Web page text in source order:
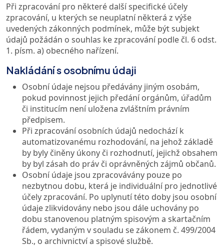
Při zpracování pro některé další specifické účely
zpracování, u kterých se neuplatní některá z výše
uvedených zákonných podmínek, může být subjekt
údajů požádán o souhlas ke zpracování podle čl. 6 odst.
1. písm. a) obecného nařízení.
Nakládání s osobnímu údaji
Osobní údaje nejsou předávány jiným osobám,
pokud povinnost jejich předání orgánům, úřadům
či institucím není uložena zvláštním právním
předpisem.
Při zpracování osobních údajů nedochází k
automatizovanému rozhodování, na jehož základě
by byly činěny úkony či rozhodnutí, jejichž obsahem
by byl zásah do práv či oprávněných zájmů občanů.
Osobní údaje jsou zpracovávány pouze po
nezbytnou dobu, která je individuální pro jednotlivé
účely zpracování. Po uplynutí této doby jsou osobní
údaje zlikvidovány nebo jsou dále uchovány po
dobu stanovenou platným spisovým a skartačním
řádem, vydaným v souladu se zákonem č. 499/2004
Sb., o archivnictví a spisové službě.